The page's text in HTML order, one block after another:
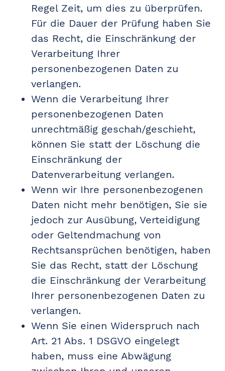
Regel Zeit, um dies zu überprüfen.
Für die Dauer der Prüfung haben Sie
das Recht, die Einschränkung der
Verarbeitung Ihrer
personenbezogenen Daten zu
verlangen.
Wenn die Verarbeitung Ihrer
personenbezogenen Daten
unrechtmäßig geschah/geschieht,
können Sie statt der Löschung die
Einschränkung der
Datenverarbeitung verlangen.
Wenn wir Ihre personenbezogenen
Daten nicht mehr benötigen, Sie sie
jedoch zur Ausübung, Verteidigung
oder Geltendmachung von
Rechtsansprüchen benötigen, haben
Sie das Recht, statt der Löschung
die Einschränkung der Verarbeitung
Ihrer personenbezogenen Daten zu
verlangen.
Wenn Sie einen Widerspruch nach
Art. 21 Abs. 1 DSGVO eingelegt
haben, muss eine Abwägung